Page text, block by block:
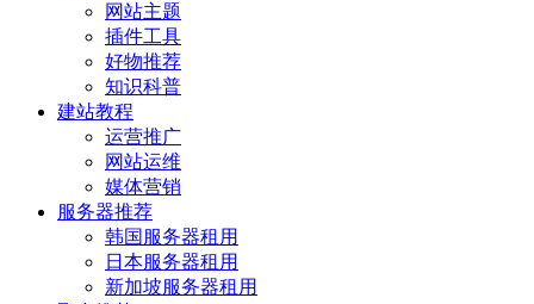
网站主题
插件工具
好物推荐
知识科普
建站教程
运营推广
网站运维
媒体营销
服务器推荐
韩国服务器租用
日本服务器租用
新加坡服务器租用